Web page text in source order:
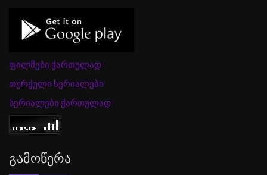
ფილმები ქართულად
თურქული სერიალები
სერიალები ქართულად
Გამოწერა